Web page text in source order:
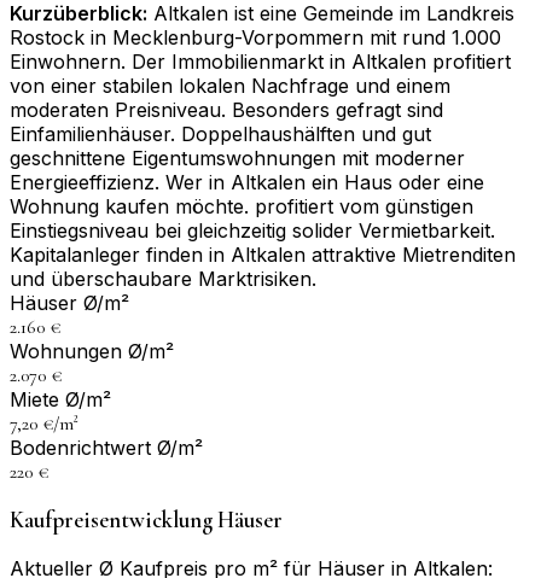
Kurzüberblick: Altkalen ist eine Gemeinde im Landkreis
Rostock in Mecklenburg-Vorpommern mit rund 1.000
Einwohnern. Der Immobilienmarkt in Altkalen profitiert
von einer stabilen lokalen Nachfrage und einem
moderaten Preisniveau. Besonders gefragt sind
Einfamilienhäuser. Doppelhaushälften und gut
geschnittene Eigentumswohnungen mit moderner
Energieeffizienz. Wer in Altkalen ein Haus oder eine
Wohnung kaufen möchte. profitiert vom günstigen
Einstiegsniveau bei gleichzeitig solider Vermietbarkeit.
Kapitalanleger finden in Altkalen attraktive Mietrenditen
und überschaubare Marktrisiken.
Häuser Ø/m²
2.160 €
Wohnungen Ø/m²
2.070 €
Miete Ø/m²
7,20 €/m²
Bodenrichtwert Ø/m²
220 €
Kaufpreisentwicklung Häuser
Aktueller Ø Kaufpreis pro m² für Häuser in Altkalen: